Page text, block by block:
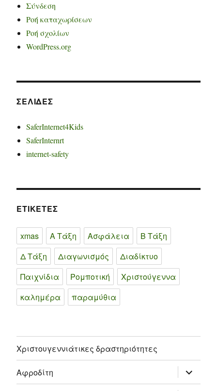
Σύνδεση
Ροή καταχωρίσεων
Ροή σχολίων
WordPress.org
ΣΕΛΊΔΕΣ
SaferInternet4Kids
SaferInternrt
internet-safety
ΕΤΙΚΕΤΕΣ
xmas Α Τάξη Ασφάλεια
Β Τάξη
Δ Τάξη
Διαγωνισμός
Διαδίκτυο
Παιχνίδια
Ρομποτική
Χριστούγεννα
καλημέρα
παραμύθια
Χριστουγεννιάτικες δραστηριότητες
Αφροδίτη του
μενού